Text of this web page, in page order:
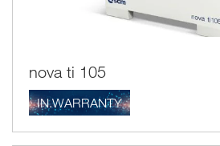
nova ti 105
IN.WARRANTY